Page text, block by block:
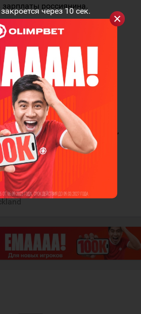
через10сек.
россиянина.
Тарасенко осталось два
контракту с "Блюз" с
Ранее сообщалось о желании
клуб. В нём был
ряд команд, в том числе и
взять незащищённого
расширения.
Тарасенко принял
регулярного чемпионата НХЛ,
В плей-офф он провёл 4
две шайбы.
Сент-Луис Блюз